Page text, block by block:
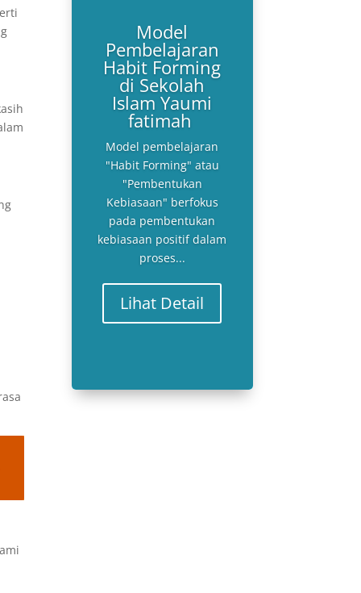
Model
Pembelajaran
Habit Forming
di Sekolah
Islam Yaumi
fatimah
Model pembelajaran
"Habit Forming" atau
"Pembentukan
Kebiasaan" berfokus
pada pembentukan
kebiasaan positif dalam
proses...
Lihat Detail